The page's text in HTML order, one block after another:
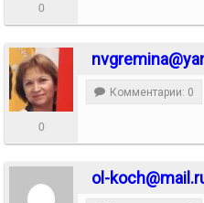
0
0
Комментарии: 0
ol-